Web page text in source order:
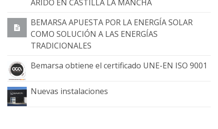
ÁRIDO EN CASTILLA LA MANCHA
BEMARSA APUESTA POR LA ENERGÍA SOLAR
COMO SOLUCIÓN A LAS ENERGÍAS
TRADICIONALES
Bemarsa obtiene el certificado UNE-EN ISO 9001
Nuevas instalaciones